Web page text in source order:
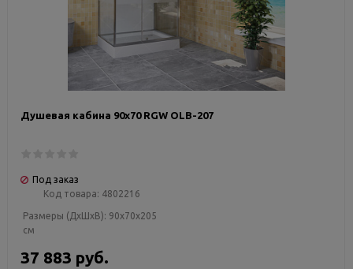
Душевая кабина 90х70 RGW OLB-207
Под заказ
Код товара: 4802216
Размеры (ДxШxВ): 90x70x205
см
37 883 руб.